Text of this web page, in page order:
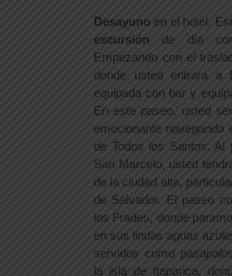
Desayuno en el hotel.
excursión de día
Empezando con el
donde usted entrará a
equipada con bar y
En este paseo, usted
emocionante
de Todos los Santos.
San Marcelo, usted
de la ciudad alta,
de Salvador. El paseo
los Frades, donde
en sus lindas aguas
servidos como
la isla de Itaparica,